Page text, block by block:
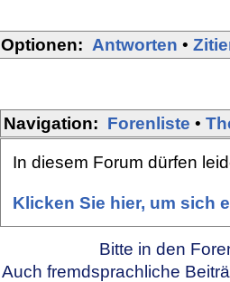
Optionen: Antworten •
Navigation: Forenliste •
In diesem Forum dürfen
Klicken Sie hier, um sich
Bitte in den
Auch fremdsprachliche